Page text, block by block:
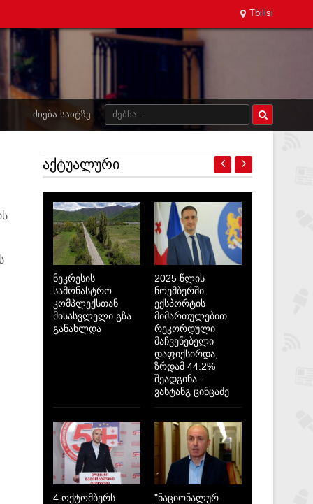
Tbilisi
ᲫᲘᲔᲑᲐ ᲡᲐᲘᲢᲖᲔ
ᲐᲥᲢᲣᲐᲚᲣᲠᲘ
ნეკრესის
სამონასტრო
კომპლექსთან
მისასვლელი გზა
განახლდა
2025 წლის
ნოემბერში
ექსპორტის
მიმართულებით
რეკორდული
მაჩვენებელი
დაფიქსირდა,
ზრდამ 44.2%
შეადგინა -
ვახტანგ ცინცაძე
4 ოქტომბერს
"ნაციონალურ